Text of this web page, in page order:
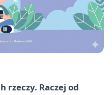
rzeczy. Raczej od